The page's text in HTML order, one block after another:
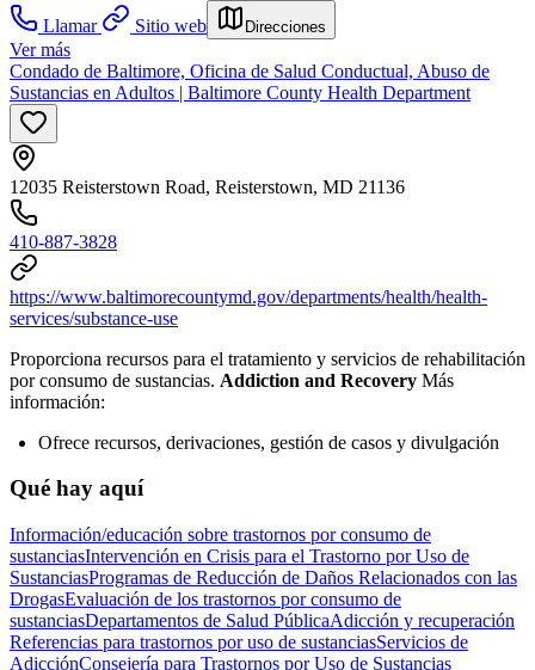
Llamar
Sitio web Direcciones
Ver más
Condado de Baltimore, Oficina de Salud Conductual, Abuso de
Sustancias en Adultos | Baltimore County Health Department
12035 Reisterstown Road, Reisterstown, MD 21136
410-887-3828
https://www.baltimorecountymd.gov/departments/health/health-
services/substance-use
Proporciona recursos para el tratamiento y servicios de rehabilitación
por consumo de sustancias. Addiction and Recovery Más
información:
Ofrece recursos, derivaciones, gestión de casos y divulgación
Qué hay aquí
Información/educación sobre trastornos por consumo de
sustanciasIntervención en Crisis para el Trastorno por Uso de
SustanciasProgramas de Reducción de Daños Relacionados con las
DrogasEvaluación de los trastornos por consumo de
sustanciasDepartamentos de Salud PúblicaAdicción y recuperación
Referencias para trastornos por uso de sustanciasServicios de
AdicciónConsejería para Trastornos por Uso de Sustancias